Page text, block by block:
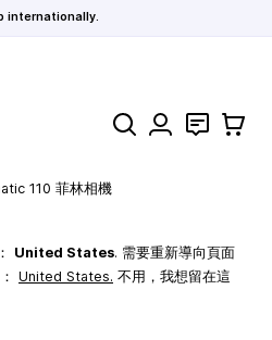
internationally.
搜索 聯絡 購物車
110 菲林相機
United States. 需要重新導向頁面
United States. 不用，我想留在這